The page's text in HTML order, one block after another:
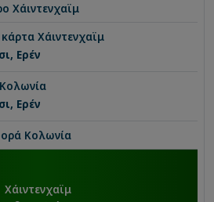
Χάιντενχαϊμ
κάρτα Χάιντενχαϊμ
Ερέν
Κολωνία
Ερέν
Κολωνία
Χάιντενχαϊμ